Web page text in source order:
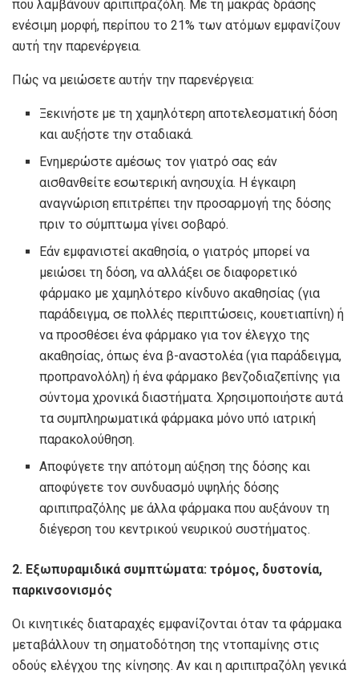
που λαμβάνουν αριπιπραζόλη. Με τη μακράς δράσης
ενέσιμη μορφή, περίπου το 21% των ατόμων εμφανίζουν
αυτή την παρενέργεια.
Πώς να μειώσετε αυτήν την παρενέργεια:
Ξεκινήστε με τη χαμηλότερη αποτελεσματική δόση
και αυξήστε την σταδιακά.
Ενημερώστε αμέσως τον γιατρό σας εάν
αισθανθείτε εσωτερική ανησυχία. Η έγκαιρη
αναγνώριση επιτρέπει την προσαρμογή της δόσης
πριν το σύμπτωμα γίνει σοβαρό.
Εάν εμφανιστεί ακαθησία, ο γιατρός μπορεί να
μειώσει τη δόση, να αλλάξει σε διαφορετικό
φάρμακο με χαμηλότερο κίνδυνο ακαθησίας (για
παράδειγμα, σε πολλές περιπτώσεις, κουετιαπίνη) ή
να προσθέσει ένα φάρμακο για τον έλεγχο της
ακαθησίας, όπως ένα β-αναστολέα (για παράδειγμα,
προπρανολόλη) ή ένα φάρμακο βενζοδιαζεπίνης για
σύντομα χρονικά διαστήματα. Χρησιμοποιήστε αυτά
τα συμπληρωματικά φάρμακα μόνο υπό ιατρική
παρακολούθηση.
Αποφύγετε την απότομη αύξηση της δόσης και
αποφύγετε τον συνδυασμό υψηλής δόσης
αριπιπραζόλης με άλλα φάρμακα που αυξάνουν τη
διέγερση του κεντρικού νευρικού συστήματος.
2. Εξωπυραμιδικά συμπτώματα: τρόμος, δυστονία,
παρκινσονισμός
Οι κινητικές διαταραχές εμφανίζονται όταν τα φάρμακα
μεταβάλλουν τη σηματοδότηση της ντοπαμίνης στις
οδούς ελέγχου της κίνησης. Αν και η αριπιπραζόλη γενικά